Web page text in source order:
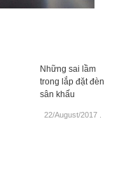
Những sai lầm
trong lắp đặt đèn
sân khấu
22/August/2017 .